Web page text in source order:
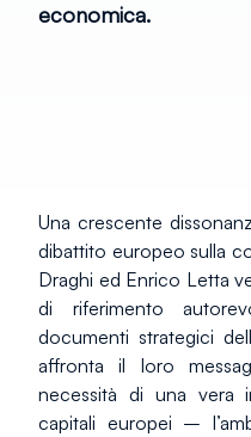
economica.
Una crescente
dibattito europeo sulla
Draghi ed Enrico Letta
di riferimento
documenti strategici
affronta il loro
necessità di una vera
capitali europei –